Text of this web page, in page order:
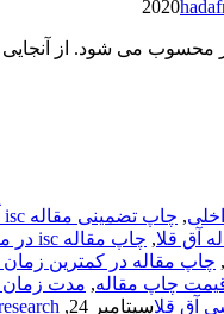
محسوب می شود. از
, چاپ تضمینی مقاله isc آق قلا
آق قلا, چاپ مقاله isc در مجلات معتبر
, چاپ مقاله در کمترین زمان
چاپ مقاله, مدت زمان
آق قلاسپتامبر 24, 2020